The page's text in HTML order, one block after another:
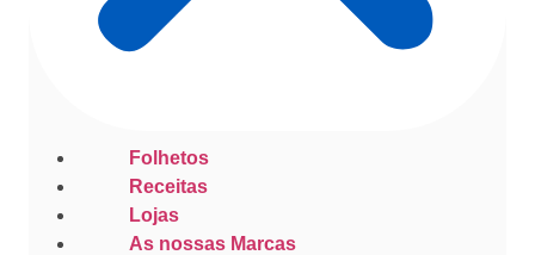
Folhetos
Receitas
Lojas
As nossas Marcas